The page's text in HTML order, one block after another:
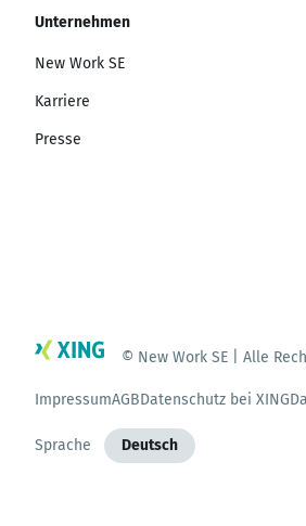
Unternehmen
New Work SE
Karriere
Presse
© New Work SE | Alle
ImpressumAGBDatenschutz bei XING
Sprache Deutsch